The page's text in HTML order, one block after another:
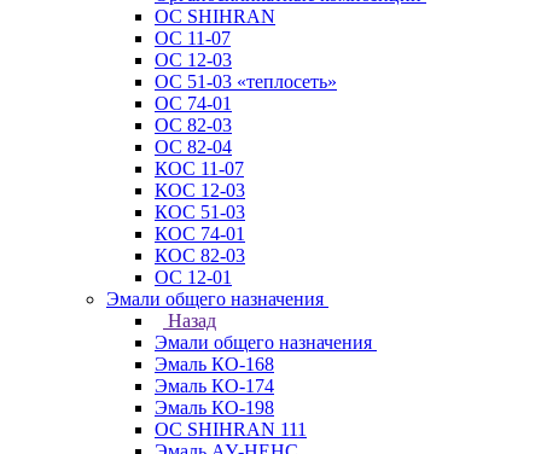
ОС SHIHRAN
ОС 11-07
ОС 12-03
ОС 51-03 «теплосеть»
ОС 74-01
ОС 82-03
ОС 82-04
КОС 11-07
КОС 12-03
КОС 51-03
КОС 74-01
КОС 82-03
ОС 12-01
Эмали общего назначения
Назад
Эмали общего назначения
Эмаль КО-168
Эмаль КО-174
Эмаль КО-198
ОС SHIHRAN 111